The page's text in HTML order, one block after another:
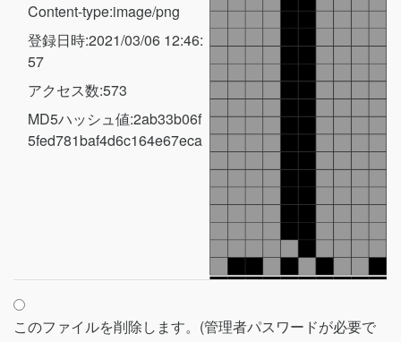
Content-type:image/png
登録日時:2021/03/06 12:46:
57
アクセス数:573
MD5ハッシュ値:2ab33b06f
5fed781baf4d6c164e67eca
このファイルを削除します。(管理者パスワードが必要で